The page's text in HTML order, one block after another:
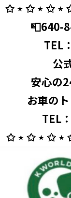
✩ ⋆ ✩ ⋆ ✩ ⋆
📮640-
⁡ TEL：
公
安心の
お車の
TEL
✩ ⋆ ✩ ⋆ ✩ ⋆